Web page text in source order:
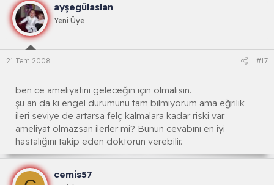
ayşegülaslan
Yeni Üye
21 Tem 2008 #17
ben ce ameliyatını geleceğin için olmalısın.
şu an da ki engel durumunu tam bilmiyorum ama eğrilik
ileri seviye de artarsa felç kalmalara kadar riski var.
ameliyat olmazsan ilerler mi? Bunun cevabını en iyi
hastalığını takip eden doktorun verebilir.
cemis57